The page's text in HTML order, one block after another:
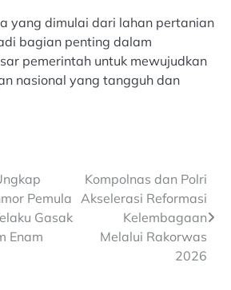
yang dimulai dari lahan pertanian
bagian penting dalam
pemerintah untuk mewujudkan
nasional yang tangguh dan
Pemula
Gasak
Enam
Kompolnas dan Polri
Akselerasi Reformasi
Kelembagaan
Melalui Rakorwas
2026